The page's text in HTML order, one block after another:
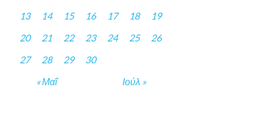
« Μαΐ Ιούλ »
13
14 15 16 17 18
19
20
21 22 23 24 25
26
27
28 29 30